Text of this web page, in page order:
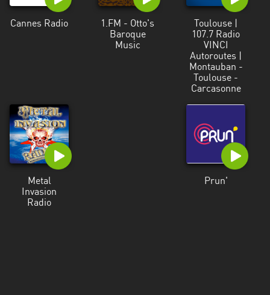
Cannes Radio
1.FM - Otto's
Baroque
Music
Toulouse |
107.7 Radio
VINCI
Autoroutes |
Montauban -
Toulouse -
Carcasonne
Metal
Invasion
Radio
Prun'